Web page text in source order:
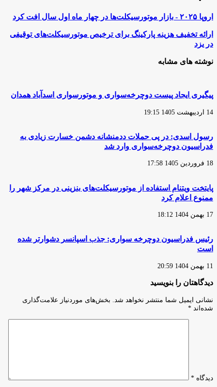
اروپا
۲۰۲۵
-
بازار
موتورسیکلت‌ها
چهار
سال
افت
اروپا ۲۰۲۵ - بازار موتورسیکلت‌ها در چهار ماه اول سال افت کرد
ارائه
تخفیف
هزینه
پارکینگ
برای
توقیفی
در
ارائه تخفیف هزینه پارکینگ برای ترخیص موتورسیکلت‌های توقیفی
در یزد
نوشته های مشابه
پیگیری ایجاد پیست دوچرخه‌سواری و موتورسواری اسدآباد همدان
14 اردیبهشت 1405 19:15
رسول اسدی: در پی حملات ددمنشانه دشمن خسارت زیادی به
فدراسیون دوچرخه‌سواری وارد شد
18 فروردین 1405 17:58
پایتخت ویتنام استفاده از موتورسیکلت‌های بنزینی در مرکز شهر را
ممنوع اعلام کرد
17 بهمن 1404 18:12
رئیس فدراسیون دوچرخه سواری: جذب اسپانسر دشوارتر شده
است
11 بهمن 1404 20:59
دیدگاهتان را بنویسید
نشانی ایمیل شما منتشر نخواهد شد.
بخش‌های موردنیاز علامت‌گذاری
شده‌اند *
دیدگاه *